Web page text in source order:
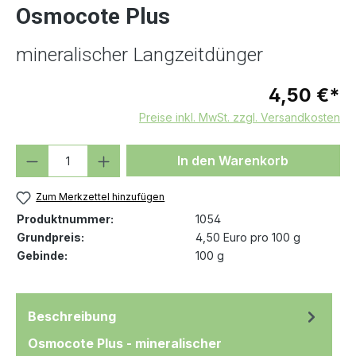
Osmocote Plus
mineralischer Langzeitdünger
4,50 €*
Preise inkl. MwSt. zzgl. Versandkosten
Produkt Anzahl: Gib denIn den Warenkorb
Zum Merkzettel hinzufügen
Produktnummer:
1054
Grundpreis:
4,50 Euro pro 100 g
Gebinde:
100 g
Beschreibung
Osmocote Plus - mineralischer